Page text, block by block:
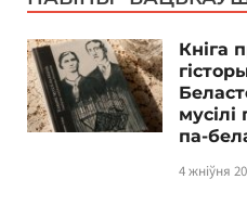
Кніга
па-
4 жніўня